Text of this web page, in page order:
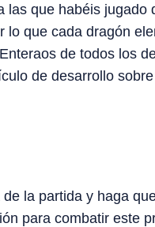
que habéis jugado
que cada dragón
de todos los
de desarrollo
la partida y haga
para combatir este